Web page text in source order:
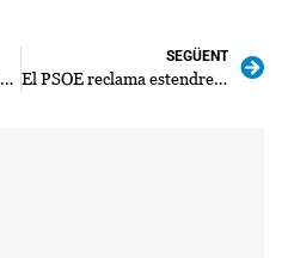
Google Street View visita Sóller per actualitzar el seu arxiu
SEGÜENT
El PSOE reclama estendre a tota la Serra la limitació del trànsit per frenar el col.lapse